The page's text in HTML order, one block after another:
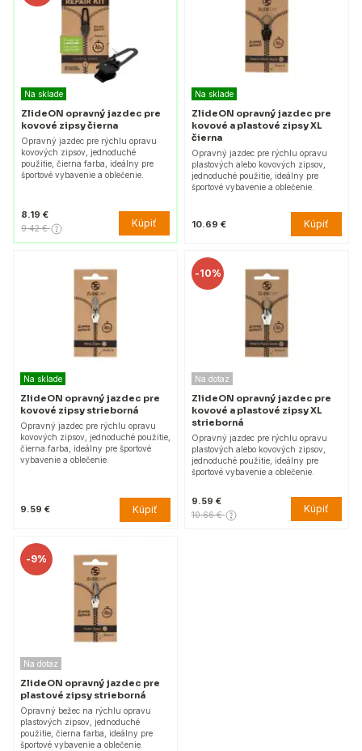
Na sklade
ZlideON opravný jazdec pre
kovové zipsy čierna
Opravný jazdec pre rýchlu opravu
kovových zipsov, jednoduché
použitie, čierna farba, ideálny pre
športové vybavenie a oblečenie.
8.19 €
9.42 € Kúpiť
Na sklade
ZlideON opravný jazdec pre
kovové a plastové zipsy XL
čierna
Opravný jazdec pre rýchlu opravu
plastových alebo kovových zipsov,
jednoduché použitie, ideálny pre
športové vybavenie a oblečenie.
10.69 € Kúpiť
Na sklade
ZlideON opravný jazdec pre
kovové zipsy strieborná
Opravný jazdec pre rýchlu opravu
kovových zipsov, jednoduché použitie,
čierna farba, ideálny pre športové
vybavenie a oblečenie.
9.59 € Kúpiť
-10%
Na dotaz
ZlideON opravný jazdec pre
kovové a plastové zipsy XL
strieborná
Opravný jazdec pre rýchlu opravu
plastových alebo kovových zipsov,
jednoduché použitie, ideálny pre
športové vybavenie a oblečenie.
9.59 €
10.66 € Kúpiť
-9%
Na dotaz
ZlideON opravný jazdec pre
plastové zipsy strieborná
Opravný bežec na rýchlu opravu
plastových zipsov, jednoduché
použitie, čierna farba, ideálny pre
športové vybavenie a oblečenie.